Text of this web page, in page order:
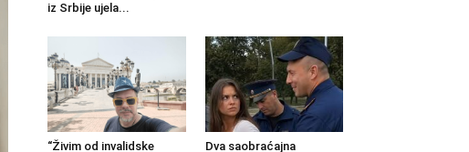
iz Srbije ujela...
“Živim od invalidske
Dva saobraćajna